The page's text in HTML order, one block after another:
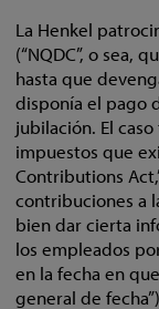
La Henkel
(“NQDC”, o sea,
hasta que
disponía el pago
jubilación. El
impuestos que
Contributions
contribuciones a
bien dar cierta
los empleados
en la fecha en
general de